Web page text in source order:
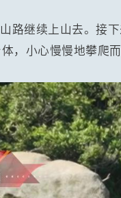
路继续上山去。接
，小心慢慢地攀爬而